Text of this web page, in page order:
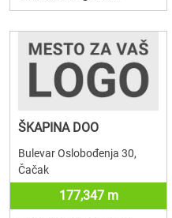
ŠKAPINA DOO
Bulevar Oslobođenja 30,
Čačak
177,347 m